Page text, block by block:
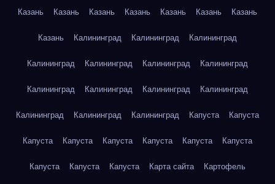
Казань Казань Казань Казань Казань Казань Казань
Казань Калининград Калининград Калининград
Калининград Калининград Калининград Калининград
Калининград Калининград Калининград Калининград
Калининград Калининград Калининград Капуста Капуста
Капуста Капуста Капуста Капуста Капуста Капуста
Капуста Капуста Капуста Карта сайта Картофель